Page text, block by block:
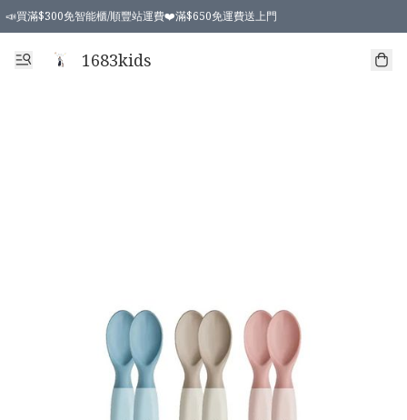
📣買滿$300免智能櫃/順豐站運費❤️滿$650免運費送上門
📣買滿$300免智能櫃/順豐站運費❤️滿$650免運費送上門
1683kids